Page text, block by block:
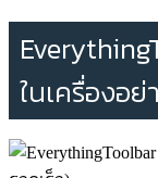
ในเครื่องอย่